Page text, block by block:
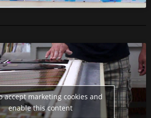
accept marketing cookies and
enable this content